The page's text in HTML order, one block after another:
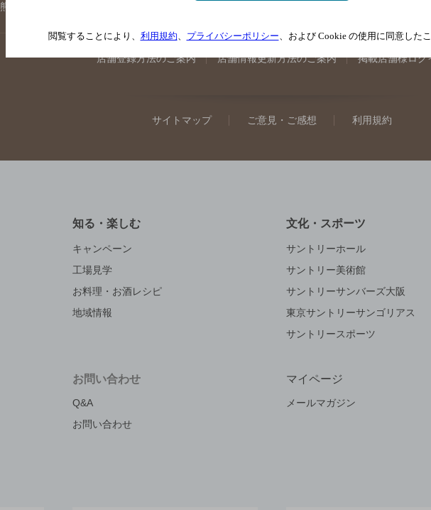
熊本県のバー検索
店舗登録方法のご案内 店舗情報更新方法のご案内 掲載店舗様ログ
サイトマップ ご意見・ご感想 利用規約
知る・楽しむ
キャンペーン
工場見学
お料理・お酒レシピ
地域情報
文化・スポーツ
サントリーホール
サントリー美術館
サントリーサンバーズ大阪
東京サントリーサンゴリアス
サントリースポーツ
お問い合わせ
Q&A
お問い合わせ
マイページ
メールマガジン
閲覧することにより、 利用規約、 プライバシーポリシー、および Cookie の使用に同意した